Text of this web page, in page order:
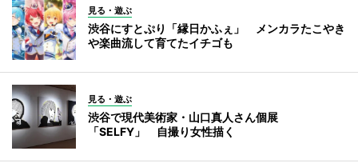
見る・遊ぶ
渋谷にすとぷり「縁日かふぇ」 メンカラたこやき
や楽曲流して育てたイチゴも
見る・遊ぶ
渋谷で現代美術家・山口真人さん個展
「SELFY」 自撮り女性描く